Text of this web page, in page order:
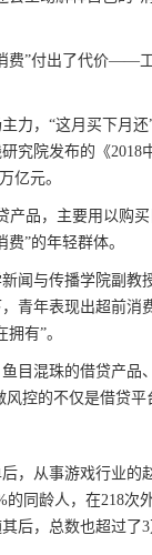
”付出了代价——工
，“这月买下月还
究院发布的《2018
亿元。
品，主要用以购买
”的年轻群体。
与传播学院副教
青年表现出超前消
有”。
混珠的借贷产品
风控的不仅是借贷
从事游戏行业的
的同龄人，在218次
其后，总数也超过